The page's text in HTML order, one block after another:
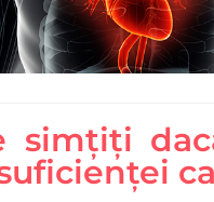
simțiți